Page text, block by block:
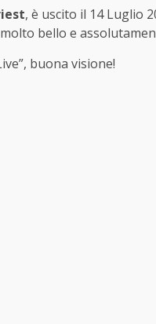
, è uscito il 14 Luglio
bello e
buona visione!